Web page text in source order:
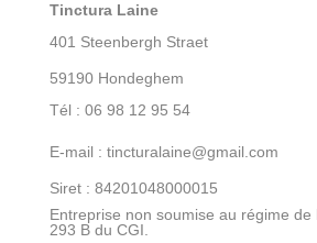
Tinctura Laine
401 Steenbergh Straet
59190 Hondeghem
Tél : 06 98 12 95 54
E-mail : tincturalaine@gmail.com
Siret : 84201048000015
Entreprise non soumise au régime de
293 B du CGI.